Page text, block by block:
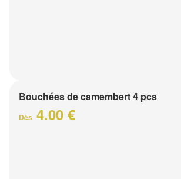
Bouchées de camembert 4 pcs
Dès 4.00 €